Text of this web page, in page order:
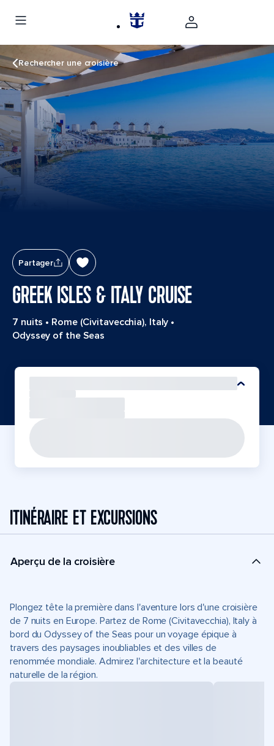
Rechercher une croisière
Partager
GREEK ISLES & ITALY CRUISE
7 nuits • Rome (Civitavecchia), Italy •
Odyssey of the Seas
ITINÉRAIRE ET EXCURSIONS
Aperçu de la croisière
Plongez tête la première dans l'aventure lors d'une croisière
de 7 nuits en Europe. Partez de Rome (Civitavecchia), Italy à
bord du Odyssey of the Seas pour un voyage épique à
travers des paysages inoubliables et des villes de
renommée mondiale. Admirez l'architecture et la beauté
naturelle de la région.